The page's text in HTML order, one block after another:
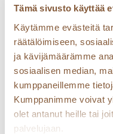
Tämä sivusto käyttää
Käytämme evästeitä
räätälöimiseen,
ja kävijämäärämme
sosiaalisen median,
kumppaneillemme
Kumppanimme voivat
olet antanut heille tai
palvelujaan.
kuten
liittyvistä
tiedoista
Voit estää
automaattisen
kytkemällä
asetuksista.
huomioimaan,